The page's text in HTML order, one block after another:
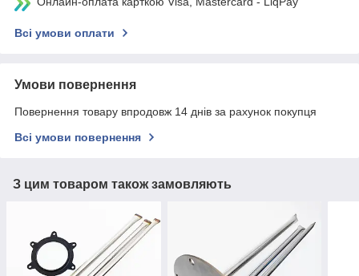
Всі умови оплати
Умови повернення
Повернення товару впродовж 14 днів за рахунок покупця
Всі умови повернення
З цим товаром також замовляють